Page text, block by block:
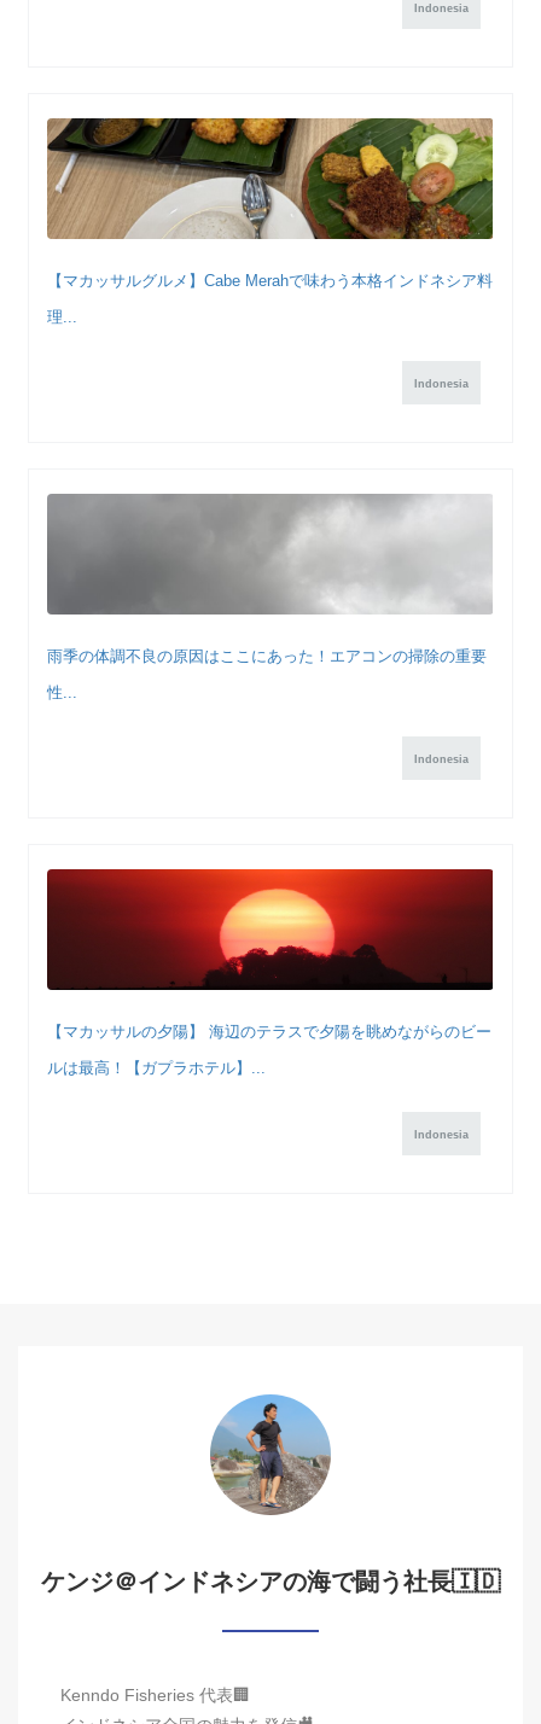
Indonesia
【マカッサルグルメ】Cabe Merahで味わう本格インドネシア料
理...
Indonesia
雨季の体調不良の原因はここにあった！エアコンの掃除の重要
性...
Indonesia
【マカッサルの夕陽】 海辺のテラスで夕陽を眺めながらのビー
ルは最高！【ガプラホテル】...
Indonesia
ケンジ＠インドネシアの海で闘う社長🇮🇩
Kenndo Fisheries 代表🏢